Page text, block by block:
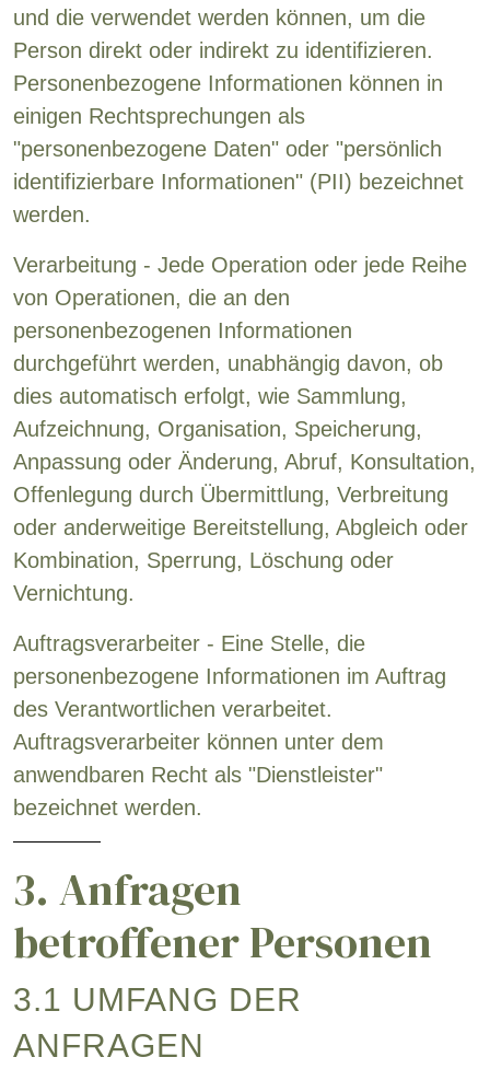
und die verwendet werden können, um die
Person direkt oder indirekt zu identifizieren.
Personenbezogene Informationen können in
einigen Rechtsprechungen als
"personenbezogene Daten" oder "persönlich
identifizierbare Informationen" (PII) bezeichnet
werden.
Verarbeitung - Jede Operation oder jede Reihe
von Operationen, die an den
personenbezogenen Informationen
durchgeführt werden, unabhängig davon, ob
dies automatisch erfolgt, wie Sammlung,
Aufzeichnung, Organisation, Speicherung,
Anpassung oder Änderung, Abruf, Konsultation,
Offenlegung durch Übermittlung, Verbreitung
oder anderweitige Bereitstellung, Abgleich oder
Kombination, Sperrung, Löschung oder
Vernichtung.
Auftragsverarbeiter - Eine Stelle, die
personenbezogene Informationen im Auftrag
des Verantwortlichen verarbeitet.
Auftragsverarbeiter können unter dem
anwendbaren Recht als "Dienstleister"
bezeichnet werden.
3. Anfragen
betroffener Personen
3.1 UMFANG DER
ANFRAGEN